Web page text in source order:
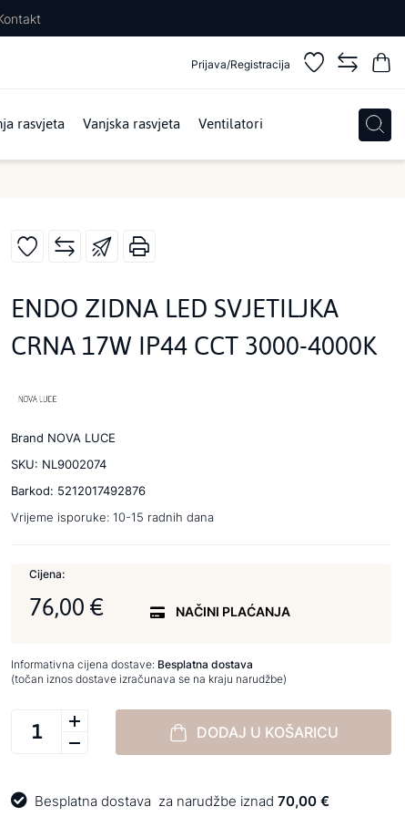
Prijava/Registracija
rasvjeta Vanjska rasvjeta Ventilatori
ENDO ZIDNA LED SVJETILJKA
CRNA 17W IP44 CCT 3000-4000K
Brand NOVA LUCE
SKU: NL9002074
Barkod: 5212017492876
Vrijeme isporuke: 10-15 radnih dana
Cijena:
76,00 € NAČINI PLAĆANJA
Informativna cijena dostave: Besplatna dostava
(točan iznos dostave izračunava se na kraju narudžbe)
DODAJ U KOŠARICU
Besplatna dostava za narudžbe iznad 70,00 €